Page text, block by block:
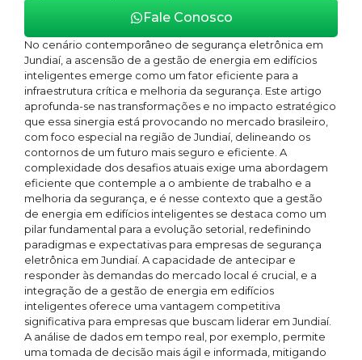
Fale Conosco
No cenário contemporâneo de segurança eletrônica em
Jundiaí, a ascensão de a gestão de energia em edifícios
inteligentes emerge como um fator eficiente para a
infraestrutura crítica e melhoria da segurança. Este artigo
aprofunda-se nas transformações e no impacto estratégico
que essa sinergia está provocando no mercado brasileiro,
com foco especial na região de Jundiaí, delineando os
contornos de um futuro mais seguro e eficiente. A
complexidade dos desafios atuais exige uma abordagem
eficiente que contemple a o ambiente de trabalho e a
melhoria da segurança, e é nesse contexto que a gestão
de energia em edifícios inteligentes se destaca como um
pilar fundamental para a evolução setorial, redefinindo
paradigmas e expectativas para empresas de segurança
eletrônica em Jundiaí. A capacidade de antecipar e
responder às demandas do mercado local é crucial, e a
integração de a gestão de energia em edifícios
inteligentes oferece uma vantagem competitiva
significativa para empresas que buscam liderar em Jundiaí.
A análise de dados em tempo real, por exemplo, permite
uma tomada de decisão mais ágil e informada, mitigando